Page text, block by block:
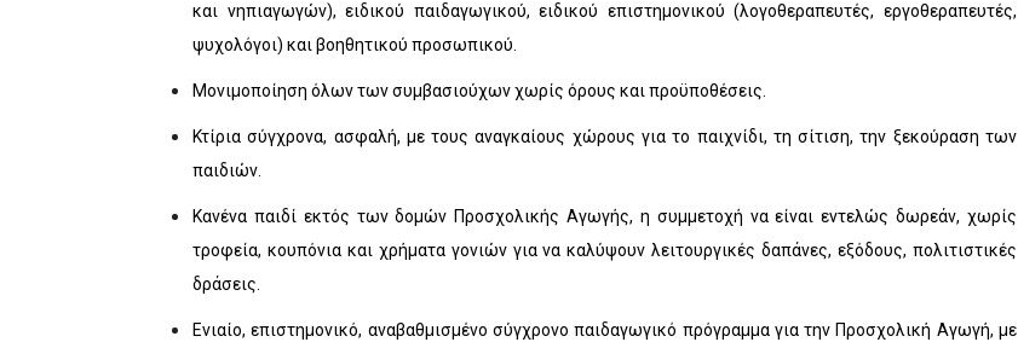
και νηπιαγωγών), ειδικού παιδαγωγικού, ειδικού επιστημονικού (λογοθεραπευτές, εργοθεραπευτές,
ψυχολόγοι) και βοηθητικού προσωπικού.
Μονιμοποίηση όλων των συμβασιούχων χωρίς όρους και προϋποθέσεις.
Κτίρια σύγχρονα, ασφαλή, με τους αναγκαίους χώρους για το παιχνίδι, τη σίτιση, την ξεκούραση των
παιδιών.
Κανένα παιδί εκτός των δομών Προσχολικής Αγωγής, η συμμετοχή να είναι εντελώς δωρεάν, χωρίς
τροφεία, κουπόνια και χρήματα γονιών για να καλύψουν λειτουργικές δαπάνες, εξόδους, πολιτιστικές
δράσεις.
Ενιαίο, επιστημονικό, αναβαθμισμένο σύγχρονο παιδαγωγικό πρόγραμμα για την Προσχολική Αγωγή, με